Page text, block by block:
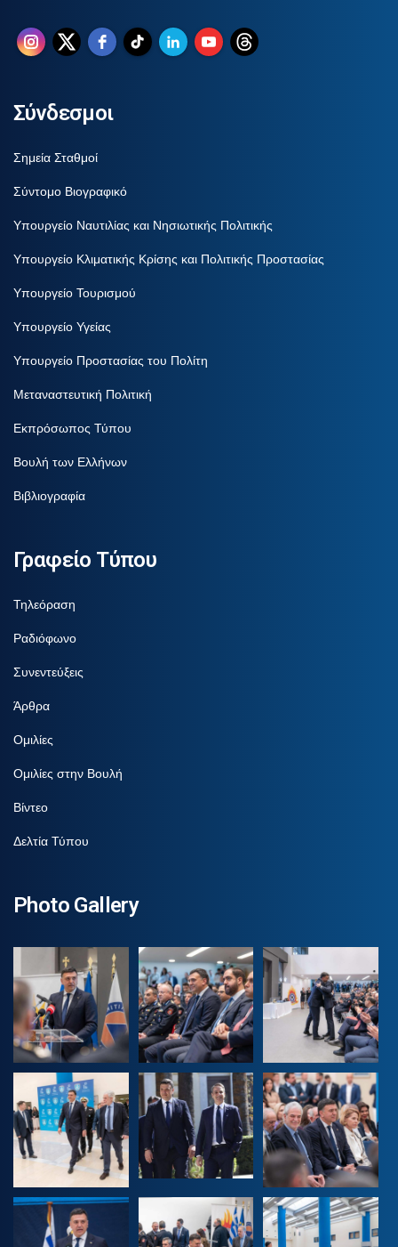
Σύνδεσμοι
Σημεία Σταθμοί
Σύντομο Βιογραφικό
Υπουργείο Ναυτιλίας και Νησιωτικής Πολιτικής
Υπουργείο Κλιματικής Κρίσης και Πολιτικής Προστασίας
Υπουργείο Τουρισμού
Υπουργείο Υγείας
Υπουργείο Προστασίας του Πολίτη
Μεταναστευτική Πολιτική
Εκπρόσωπος Τύπου
Βουλή των Ελλήνων
Βιβλιογραφία
Γραφείο Τύπου
Τηλεόραση
Ραδιόφωνο
Συνεντεύξεις
Άρθρα
Ομιλίες
Ομιλίες στην Βουλή
Βίντεο
Δελτία Τύπου
Photo Gallery